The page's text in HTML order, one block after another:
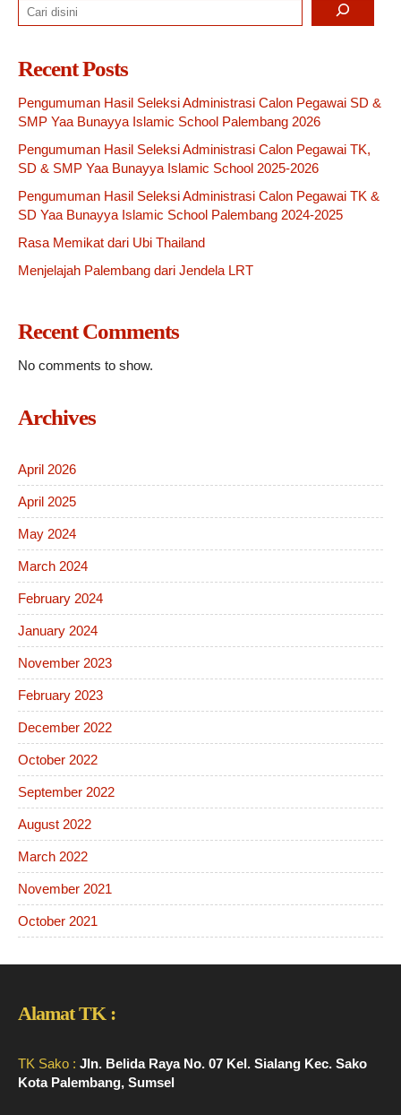
Search
Recent Posts
Pengumuman Hasil Seleksi Administrasi Calon Pegawai SD &
SMP Yaa Bunayya Islamic School Palembang 2026
Pengumuman Hasil Seleksi Administrasi Calon Pegawai TK,
SD & SMP Yaa Bunayya Islamic School 2025-2026
Pengumuman Hasil Seleksi Administrasi Calon Pegawai TK &
SD Yaa Bunayya Islamic School Palembang 2024-2025
Rasa Memikat dari Ubi Thailand
Menjelajah Palembang dari Jendela LRT
Recent Comments
No comments to show.
Archives
April 2026
April 2025
May 2024
March 2024
February 2024
January 2024
November 2023
February 2023
December 2022
October 2022
September 2022
August 2022
March 2022
November 2021
October 2021
Alamat TK :
TK Sako : Jln. Belida Raya No. 07 Kel. Sialang Kec. Sako
Kota Palembang, Sumsel